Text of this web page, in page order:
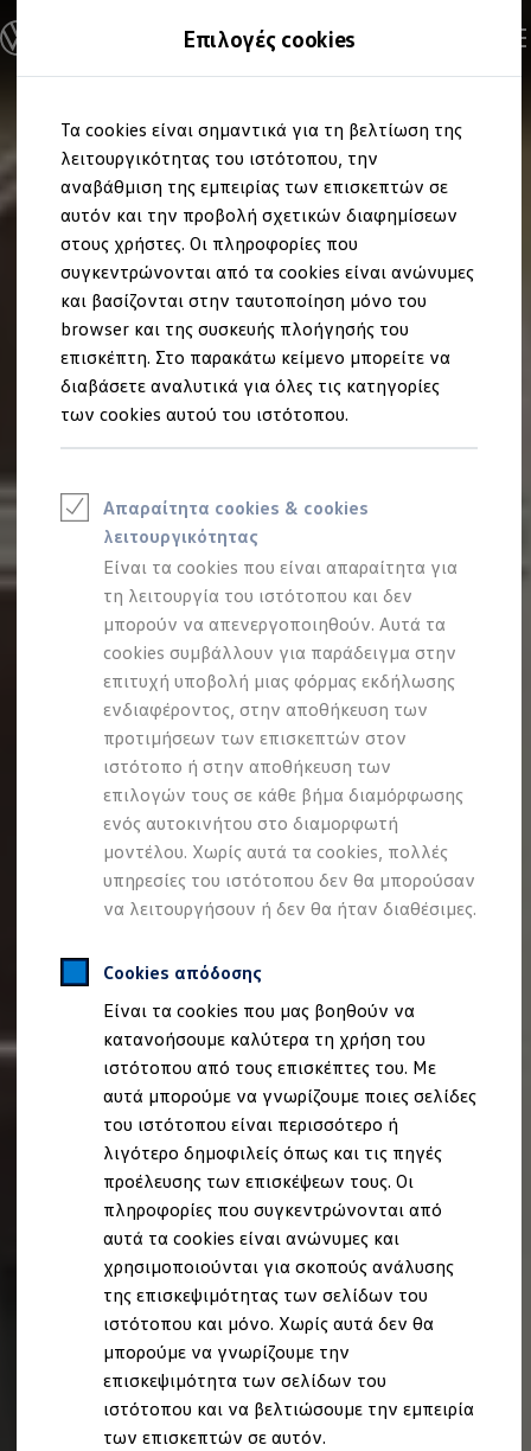
Επιλογές cookies
Τα cookies είναι σημαντικά για τη βελτίωση της
λειτουργικότητας του ιστότοπου, την
αναβάθμιση της εμπειρίας των επισκεπτών σε
αυτόν και την προβολή σχετικών διαφημίσεων
στους χρήστες. Οι πληροφορίες που
συγκεντρώνονται από τα cookies είναι ανώνυμες
και βασίζονται στην ταυτοποίηση μόνο του
browser και της συσκευής πλοήγησής του
επισκέπτη. Στο παρακάτω κείμενο μπορείτε να
διαβάσετε αναλυτικά για όλες τις κατηγορίες
των cookies αυτού του ιστότοπου.
Απαραίτητα cookies & cookies
λειτουργικότητας
Είναι τα cookies που είναι απαραίτητα για
τη λειτουργία του ιστότοπου και δεν
μπορούν να απενεργοποιηθούν. Αυτά τα
cookies συμβάλλουν για παράδειγμα στην
επιτυχή υποβολή μιας φόρμας εκδήλωσης
ενδιαφέροντος, στην αποθήκευση των
προτιμήσεων των επισκεπτών στον
ιστότοπο ή στην αποθήκευση των
επιλογών τους σε κάθε βήμα διαμόρφωσης
ενός αυτοκινήτου στο διαμορφωτή
μοντέλου. Χωρίς αυτά τα cookies, πολλές
υπηρεσίες του ιστότοπου δεν θα μπορούσαν
να λειτουργήσουν ή δεν θα ήταν διαθέσιμες.
Cookies απόδοσης
Είναι τα cookies που μας βοηθούν να
κατανοήσουμε καλύτερα τη χρήση του
ιστότοπου από τους επισκέπτες του. Με
αυτά μπορούμε να γνωρίζουμε ποιες σελίδες
του ιστότοπου είναι περισσότερο ή
λιγότερο δημοφιλείς όπως και τις πηγές
προέλευσης των επισκέψεων τους. Οι
πληροφορίες που συγκεντρώνονται από
αυτά τα cookies είναι ανώνυμες και
χρησιμοποιούνται για σκοπούς ανάλυσης
της επισκεψιμότητας των σελίδων του
ιστότοπου και μόνο. Χωρίς αυτά δεν θα
μπορούμε να γνωρίζουμε την
επισκεψιμότητα των σελίδων του
ιστότοπου και να βελτιώσουμε την εμπειρία
των επισκεπτών σε αυτόν.
στο
περιεχόμενο
στο
footer
Ανακαλύψτε τα Μοντέλα
Διαμορφώστε το Volkswagen σας
Επαγγελματικά Οχήματα Volkswagen
Ηλεκτρικά & eHybrid μοντέλα
Ηλεκτρικά μοντέλα
ID.3 Neo
Νέο ID. Polo
ID.4
ID.4 GTX
ID.5
ID.5 GTX
ID.7
ID.7 GTX
ID. Buzz
ID. Buzz Cargo
ID. CROSS
eHybrid μοντέλα
Golf GTE
Νέο Tayron ehybrid
e-Tools για ηλεκτρικά αυτοκίνητα
Προσομοιωτής αυτονομίας
Προσομοιωτής χρόνου φόρτισης
Προσομοιωτής κόστους φόρτισης
ID. Ενημερώσεις λογισμικού
We Charge - Υπηρεσία Φόρτισης
Εύρεση δημόσιων σημείων φόρτισης
ID. Charger
Ενημέρωση ID.
Πλατφόρμα MEB
Μύθοι & Αλήθειες για την ηλεκτροκίνηση
Πού μπορώ να φορτίσω;
Πόσο μακριά μπορώ να φτάσω;
Πώς μπορώ να πληρώσω;
Πώς μπορώ να φορτίσω;
Η αντλία θερμότητας στα ID.
Η λειτουργία ανάκτησης ενέργειας κατά την
Το σύστημα πέδησης στα ID.
Διαθέσιμα νέα και μεταχειρισμένα αυτοκίνητα
Διαθέσιμα νέα αυτοκίνητα
Χρηματοδότηση και Leasing
Volkswagen Easy Living
Χρηματοδότηση Auto Credit
Χρηματοδότηση Classic Credit
Καινοτόμες Τεχνολογίες
Ιδιοκτήτες και υπηρεσίες After Sales
myVolkswagen
Service και γνήσια ανταλλακτικά
Επιθεώρηση & ΚΤΕΟ
Επισκευές & έλεγχοι
Λιπαντικά κινητήρα και υγρά
Τροχοί και ελαστικά
Οδική Βοήθεια
Volkswagen Service
Ανταλλακτικά Volkswagen
Γνήσια αξεσουάρ Volkswagen
Γνήσια αξεσουάρ Volkswagen ειδικά για κάθε
Εσωτερική και εξωτερική προστασία
Λύσεις μεταφοράς και αποσκευών
Ψυχαγωγία και ηλεκτρονικές συσκευές
Εξατομίκευση
Επιτοίχιος σταθμός φόρτισης και καλώδια
Συλλογές Lifestyle